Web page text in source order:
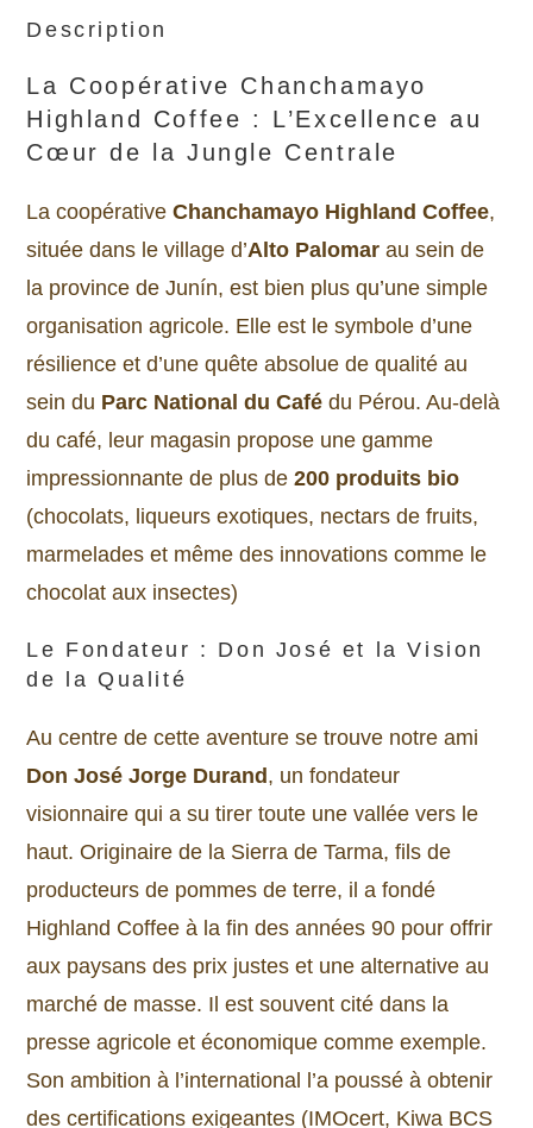
Description
La Coopérative Chanchamayo
Highland Coffee : L’Excellence au
Cœur de la Jungle Centrale
La coopérativeChanchamayo Highland Coffee,
située dans le village d’Alto Palomar au sein de
la province de Junín, est bien plus qu’une simple
organisation agricole. Elle est le symbole d’une
résilience et d’une quête absolue de qualité au
sein du Parc National du Café du Pérou. Au-delà
du café, leur magasin propose une gamme
impressionnante de plus de200 produits bio
(chocolats, liqueurs exotiques, nectars de fruits,
marmelades et même des innovations comme le
chocolat aux insectes)
Le Fondateur : Don José et la Vision
de la Qualité
Au centre de cette aventure se trouve notre ami
Don José Jorge Durand, un fondateur
visionnaire qui a su tirer toute une vallée vers le
haut. Originaire de la Sierra de Tarma, fils de
producteurs de pommes de terre, il a fondé
Highland Coffee à la fin des années 90 pour offrir
aux paysans des prix justes et une alternative au
marché de masse. Il est souvent cité dans la
presse agricole et économique comme exemple.
Son ambition à l’international l’a poussé à obtenir
des certifications exigeantes (IMOcert, Kiwa BCS